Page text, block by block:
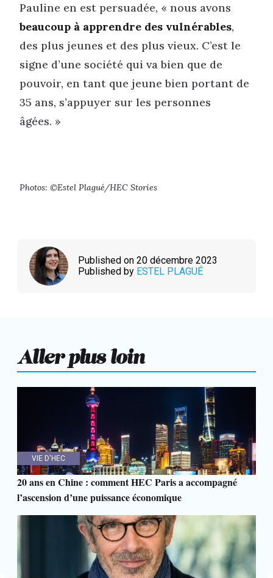
Pauline en est persuadée, « nous avons
beaucoup à apprendre des vulnérables,
des plus jeunes et des plus vieux. C’est le
signe d’une société qui va bien que de
pouvoir, en tant que jeune bien portant de
35 ans, s’appuyer sur les personnes
âgées. »
Photos: ©Estel Plagué/HEC Stories
Published on 20 décembre 2023
Published by ESTEL PLAGUÉ
Aller plus loin
VIE D'HEC
20 ans en Chine : comment HEC Paris a accompagné
l’ascension d’une puissance économique